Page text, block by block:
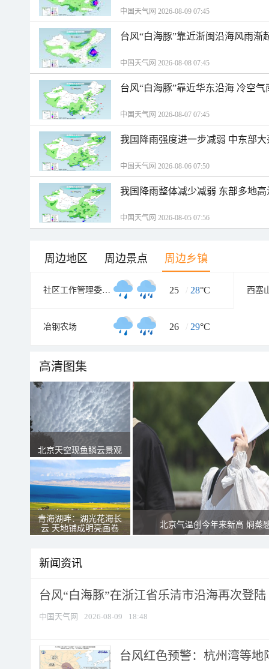
中国天气网 2026-08-09 07:45
台风“白海豚”靠近浙闽沿海风雨渐
中国天气网 2026-08-08 07:45
台风“白海豚”靠近华东沿海 冷空
中国天气网 2026-08-07 07:45
我国降雨强度进一步减弱 中东部
中国天气网 2026-08-06 07:50
我国降雨整体减少减弱 东部多地
中国天气网 2026-08-05 07:56
周边地区 周边景点 周边乡镇
社区工作管理委员会 25 / 28°C
冶钢农场 26 / 29°C
高清图集
北京天空现鱼鳞云景观
青海湖畔：湖光花海长
云 天地铺成明亮画卷
北京气温创今年来新高 焖蒸
新闻资讯
台风“白海豚”在浙江省乐清市沿海再次登陆
中国天气网 2026-08-09 18:48
台风红色预警：杭州湾等地